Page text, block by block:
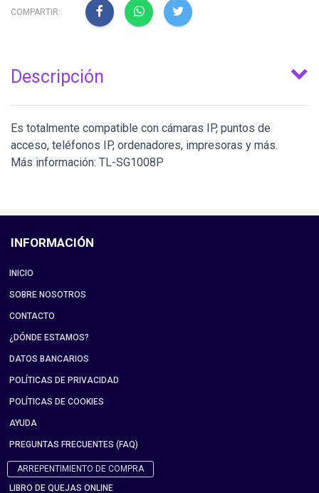
COMPARTIR:
Descripción
Es totalmente compatible con cámaras IP, puntos de
acceso, teléfonos IP, ordenadores, impresoras y más.
Más información: TL-SG1008P
INFORMACIÓN
INICIO
SOBRE NOSOTROS
CONTACTO
¿DÓNDE ESTAMOS?
DATOS BANCARIOS
POLÍTICAS DE PRIVACIDAD
POLÍTICAS DE COOKIES
AYUDA
PREGUNTAS FRECUENTES (FAQ)
ARREPENTIMIENTO DE COMPRA
LIBRO DE QUEJAS ONLINE